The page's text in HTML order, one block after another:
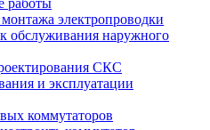
работы
электропроводки
обслуживания наружного
СКС
и эксплуатации
коммутаторов